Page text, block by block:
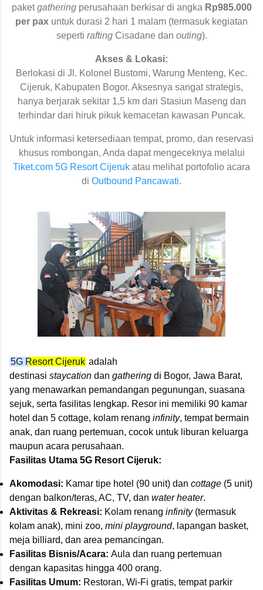
paketgatheringperusahaan berkisar di angka Rp985.000
per pax untuk durasi 2 hari 1 malam (termasuk kegiatan
seperti raftingCisadane dan outing).
Akses & Lokasi:
Berlokasi di Jl. Kolonel Bustomi, Warung Menteng, Kec.
Cijeruk, Kabupaten Bogor. Aksesnya sangat strategis,
hanya berjarak sekitar 1,5 km dari Stasiun Maseng dan
terhindar dari hiruk pikuk kemacetan kawasan Puncak.
Untuk informasi ketersediaan tempat, promo, dan reservasi
khusus rombongan, Anda dapat mengeceknya melalui
Tiket.com 5G Resort Cijeruk atau melihat portofolio acara
di Outbound Pancawati.
5G Resort Cijeruk adalah
destinasi staycation dan gathering di Bogor, Jawa Barat,
yang menawarkan pemandangan pegunungan, suasana
sejuk, serta fasilitas lengkap. Resor ini memiliki 90 kamar
hotel dan 5 cottage, kolam renang infinity, tempat bermain
anak, dan ruang pertemuan, cocok untuk liburan keluarga
maupun acara perusahaan.
Fasilitas Utama 5G Resort Cijeruk:
Akomodasi: Kamar tipe hotel (90 unit) dan cottage (5 unit)
dengan balkon/teras, AC, TV, dan water heater.
Aktivitas & Rekreasi: Kolam renang infinity(termasuk
kolam anak), mini zoo, mini playground, lapangan basket,
meja billiard, dan area pemancingan.
Fasilitas Bisnis/Acara: Aula dan ruang pertemuan
dengan kapasitas hingga 400 orang.
Fasilitas Umum: Restoran, Wi-Fi gratis, tempat parkir